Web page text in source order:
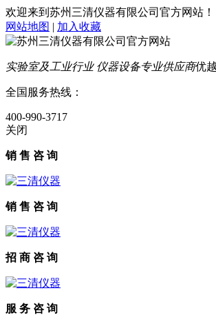
欢迎来到苏州三清仪器有限公司官方网站！
网站地图 | 加入收藏
实验室及工业行业 仪器设备专业供应商优
全国服务热线：
400-990-3717
关闭
销 售 咨 询
销 售 咨 询
招 商 咨 询
服 务 咨 询